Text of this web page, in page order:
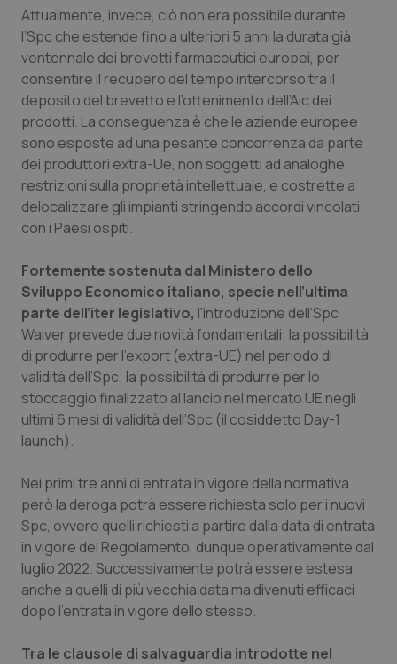
Toscana
Umbria
Valle D’Aosta
Veneto
Obesità
Oftalmologia
Oncodermatologia
Oncoematologia
Oncologia & Nutrizione
Psoriasi & pelle
Quotidiano Cardiologia
Quotidiano Chirurgia
Quotidiano Oncologia
Quotidiano Pediatria
Rene & patologie urogenitali
Salute orale & impianti
Sangue & coagulazione
Attualmente, invece, ciò non era possibile durante
l’Spc che estende fino a ulteriori 5 anni la durata già
ventennale dei brevetti farmaceutici europei, per
consentire il recupero del tempo intercorso tra il
deposito del brevetto e l’ottenimento dell’Aic dei
prodotti. La conseguenza è che le aziende europee
sono esposte ad una pesante concorrenza da parte
dei produttori extra-Ue, non soggetti ad analoghe
restrizioni sulla proprietà intellettuale, e costrette a
delocalizzare gli impianti stringendo accordi vincolati
con i Paesi ospiti.
Fortemente sostenuta dal Ministero dello
Sviluppo Economico italiano, specie nell’ultima
parte dell’iter legislativo, l’introduzione dell’Spc
Waiver prevede due novità fondamentali: la possibilità
di produrre per l’export (extra-UE) nel periodo di
validità dell’Spc; la possibilità di produrre per lo
stoccaggio finalizzato al lancio nel mercato UE negli
ultimi 6 mesi di validità dell’Spc (il cosiddetto Day-1
launch).
Nei primi tre anni di entrata in vigore della normativa
però la deroga potrà essere richiesta solo per i nuovi
Spc, ovvero quelli richiesti a partire dalla data di entrata
in vigore del Regolamento, dunque operativamente dal
luglio 2022. Successivamente potrà essere estesa
anche a quelli di più vecchia data ma divenuti efficaci
dopo l’entrata in vigore dello stesso.
Tra le clausole di salvaguardia introdotte nel